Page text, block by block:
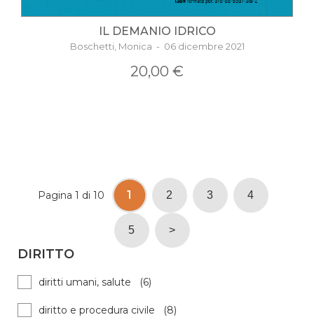
IL DEMANIO IDRICO
Boschetti, Monica - 06 dicembre 2021
20,00 €
Pagina 1 di 10 1 2 3 4
5 >
DIRITTO
diritti umani, salute (6)
diritto e procedura civile (8)